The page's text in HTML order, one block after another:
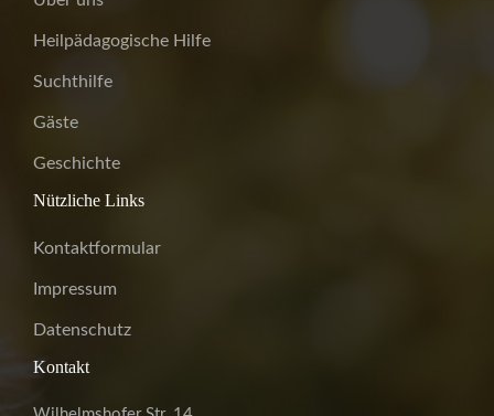
Heilpädagogische Hilfe
Suchthilfe
Gäste
Geschichte
Nützliche Links
Kontaktformular
Impressum
Datenschutz
Kontakt